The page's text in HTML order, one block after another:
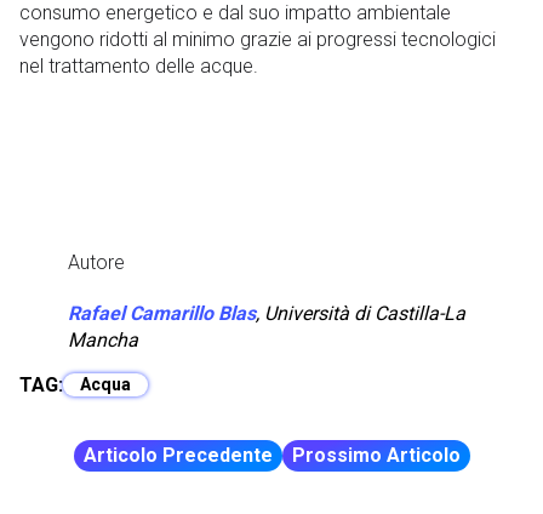
consumo energetico e dal suo impatto ambientale
vengono ridotti al minimo grazie ai progressi tecnologici
nel trattamento delle acque.
Autore
Rafael Camarillo Blas, Università di Castilla-La
Mancha
TAG:
Acqua
Articolo Precedente Prossimo Articolo